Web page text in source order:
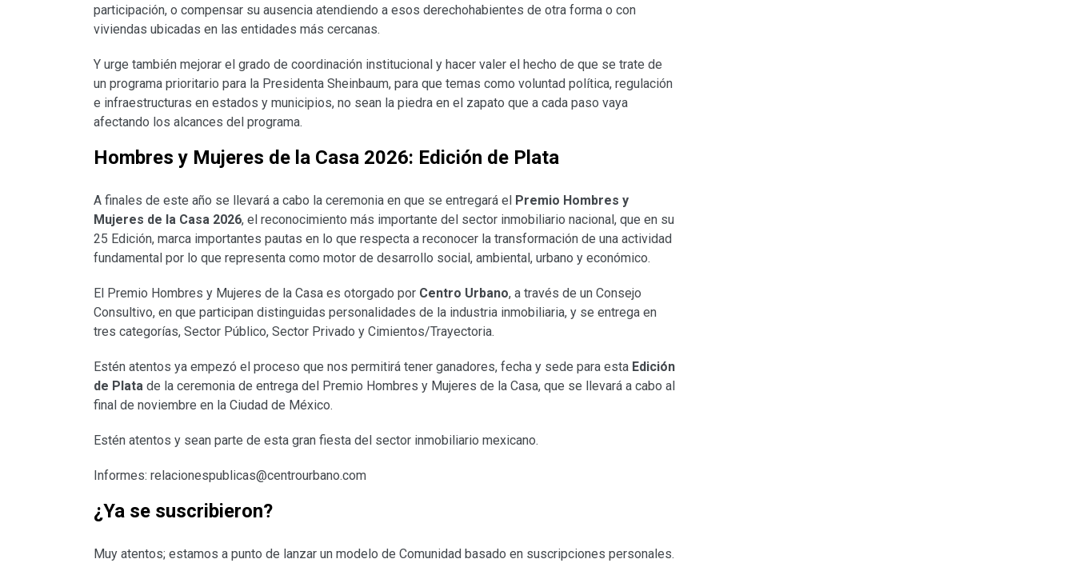
participación, o compensar su ausencia atendiendo a esos derechohabientes de otra forma o con
viviendas ubicadas en las entidades más cercanas.
Y urge también mejorar el grado de coordinación institucional y hacer valer el hecho de que se trate de
un programa prioritario para la Presidenta Sheinbaum, para que temas como voluntad política, regulación
e infraestructuras en estados y municipios, no sean la piedra en el zapato que a cada paso vaya
afectando los alcances del programa.
Hombres y Mujeres de la Casa 2026: Edición de Plata
A finales de este año se llevará a cabo la ceremonia en que se entregará el
Premio Hombres y
Mujeres de la Casa 2026, el reconocimiento más importante del sector inmobiliario nacional, que en su
25 Edición, marca importantes pautas en lo que respecta a reconocer la transformación de una actividad
fundamental por lo que representa como motor de desarrollo social, ambiental, urbano y económico.
El Premio Hombres y Mujeres de la Casa es otorgado por Centro Urbano, a través de un Consejo
Consultivo, en que participan distinguidas personalidades de la industria inmobiliaria, y se entrega en
tres categorías, Sector Público, Sector Privado y Cimientos/Trayectoria.
Estén atentos ya empezó el proceso que nos permitirá tener ganadores, fecha y sede para esta Edición
de Plata de la ceremonia de entrega del Premio Hombres y Mujeres de la Casa, que se llevará a cabo al
final de noviembre en la Ciudad de México.
Estén atentos y sean parte de esta gran fiesta del sector inmobiliario mexicano.
Informes: relacionespublicas@centrourbano.com
¿Ya se suscribieron?
Muy atentos; estamos a punto de lanzar un modelo de Comunidad basado en suscripciones personales.